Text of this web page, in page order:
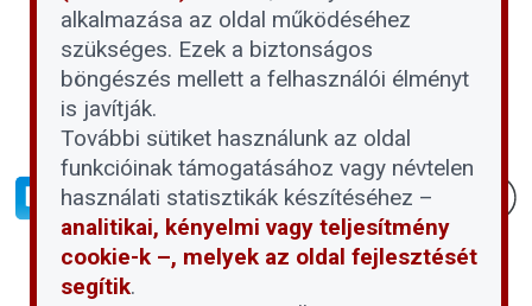
alkalmazása az oldal működéséhez
szükséges. Ezek a biztonságos
böngészés mellett a felhasználói élményt
is javítják.
További sütiket használunk az oldal
funkcióinak támogatásához vagy névtelen
használati statisztikák készítéséhez –
analitikai, kényelmi vagy teljesítmény
cookie-k –, melyek az oldal fejlesztését
segítik.